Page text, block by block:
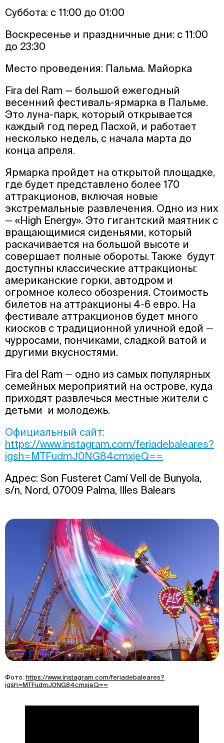
Суббота: с 11:00 до 01:00
Воскресенье и праздничные дни: с 11:00
до 23:30
Место проведения: Пальма. Майорка
Fira del Ram — большой ежегодный
весенний фестиваль-ярмарка в Пальме.
Это луна-парк, который открывается
каждый год перед Пасхой, и работает
несколько недель, с начала марта до
конца апреля.
Ярмарка пройдет на открытой площадке,
где будет представлено более 170
аттракционов, включая новые
экстремальные развлечения. Одно из них
— «High Energy». Это гигантский маятник с
вращающимися сиденьями, который
раскачивается на большой высоте и
совершает полные обороты. Также будут
доступны классические аттракционы:
американские горки, автодром и
огромное колесо обозрения. Стоимость
билетов на аттракционы 4-6 евро. На
фестивале аттракционов будет много
киосков с традиционной уличной едой —
чурросами, пончиками, сладкой ватой и
другими вкусностями.
Fira del Ram — одно из самых популярных
семейных мероприятий на острове, куда
приходят развлечься местные жители с
детьми и молодежь.
Официальный сайт:
https://www.instagram.com/feriadebaleares?
igsh=MTFudmJ0NG84cmxjeQ==
Адрес: Son Fusteret Camí Vell de Bunyola,
s/n, Nord, 07009 Palma, Illes Balears
Фото: https://www.instagram.com/feriadebaleares?
igsh=MTFudmJ0NG84cmxjeQ==